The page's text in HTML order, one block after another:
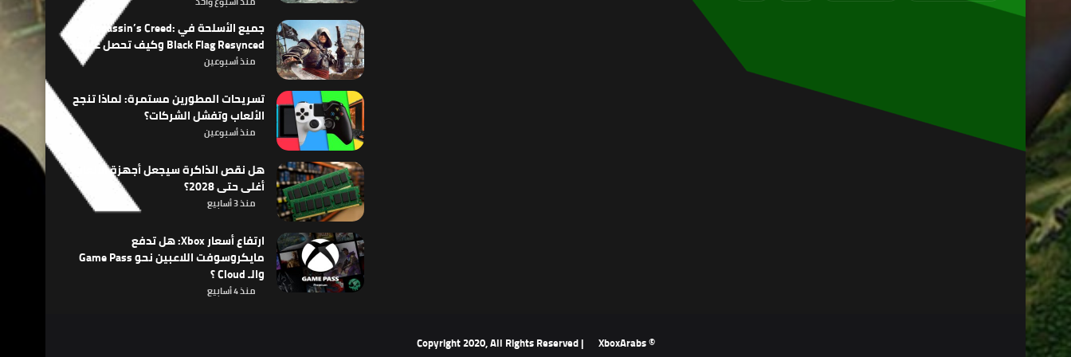
جميع الأسلحة في Assassin’s Creed:
Black Flag Resynced وكيف تحصل عليها
منذ أسبوعين
تسريحات المطورين مستمرة: لماذا تنجح
الألعاب وتفشل الشركات؟
منذ أسبوعين
هل نقص الذاكرة سيجعل أجهزة الألعاب
أغلى حتى 2028؟
منذ 3 أسابيع
ارتفاع أسعار Xbox: هل تدفع
مايكروسوفت اللاعبين نحو Game Pass
والـ Cloud ؟
منذ 4 أسابيع
© Copyright 2020, All Rights Reserved |
XboxArabs